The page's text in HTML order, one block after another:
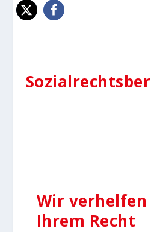
Wir verhelfen
Ihrem Recht